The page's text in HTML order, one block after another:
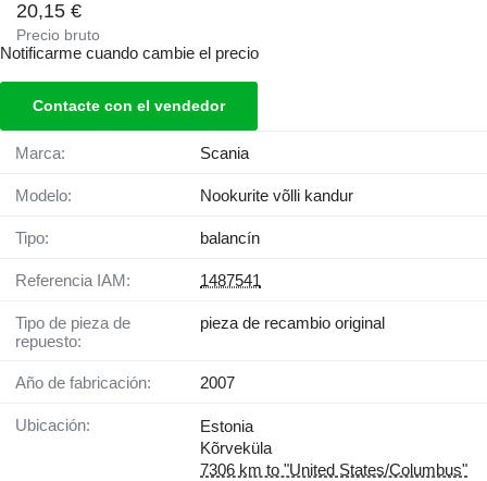
20,15 €
Precio bruto
Notificarme cuando cambie el precio
Contacte con el vendedor
Marca: Scania
Modelo: Nookurite võlli kandur
Tipo: balancín
Referencia IAM: 1487541
Tipo de pieza de
repuesto:
pieza de recambio original
Año de fabricación: 2007
Ubicación:
Estonia
Kõrveküla
7306 km to "United States/Columbus"